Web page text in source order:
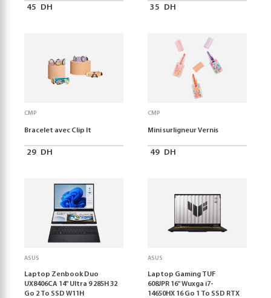
45 DH 35 DH
CMP
Bracelet avec Clip It
29 DH
CMP
Mini surligneur Vernis
49 DH
ASUS
Laptop Zenbook Duo
UX8406CA 14'' Ultra 9 285H 32
Go 2 To SSD W11H
ASUS
Laptop Gaming TUF
608JPR 16'' Wuxga i7-
14650HX 16 Go 1 To SSD RTX